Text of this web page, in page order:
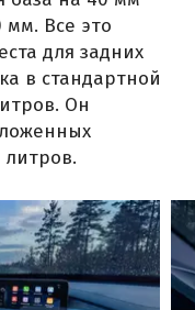
мм. Все это
для задних
в стандартной
Он
литров.